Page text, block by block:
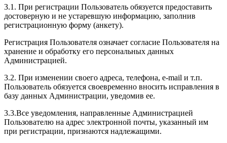
3.1. При регистрации Пользователь обязуется предоставить
достоверную и не устаревшую информацию, заполнив
регистрационную форму (анкету).
Регистрация Пользователя означает согласие Пользователя на
хранение и обработку его персональных данных
Администрацией.
3.2. При изменении своего адреса, телефона, e-mail и т.п.
Пользователь обязуется своевременно вносить исправления в
базу данных Администрации, уведомив ее.
3.3.Все уведомления, направленные Администрацией
Пользователю на адрес электронной почты, указанный им
при регистрации, признаются надлежащими.